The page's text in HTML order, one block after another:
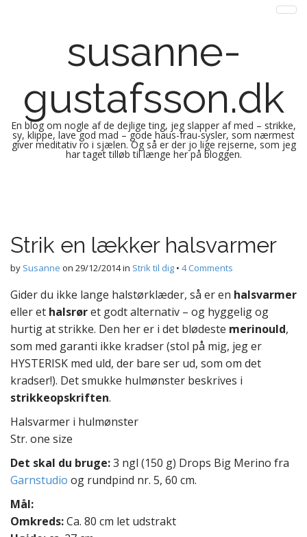
susanne-
gustafsson.dk
En blog om nogle af de dejlige ting, jeg slapper af med – strikke,
sy, klippe, lave god mad – gode haus-frau-sysler, som nærmest
giver meditativ ro i sjælen. Og så er der jo lige rejserne, som jeg
har taget tilløb til længe her på bloggen.
n
m
e
n
u
t
o
c
n
t
e
n
t
Strik en lækker halsvarmer
by Susanne on 29/12/2014in Strik til dig • 4 Comments
Gider du ikke lange halstørklæder, så er en halsvarmer
eller et halsrøret godt alternativ – og hyggelig og
hurtig at strikke. Den her er i det blødeste merinould,
som med garanti ikke kradser (stol på mig, jeg er
HYSTERISK med uld, der bare ser ud, som om det
kradser!). Det smukke hulmønster beskrives i
strikkeopskriften.
Halsvarmer i hulmønster
Str. one size
Det skal du bruge:3 ngl (150 g) Drops Big Merino fra
Garnstudio og rundpind nr. 5, 60 cm.
Mål:
Omkreds:Ca. 80 cm let udstrakt